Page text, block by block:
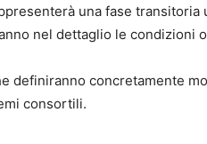
una fase transitoria
nel dettaglio le condizioni
definiranno concretamente
consortili.